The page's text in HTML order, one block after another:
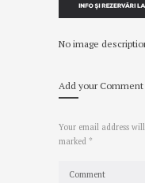
No image
Add your Comment
Your email address
marked *